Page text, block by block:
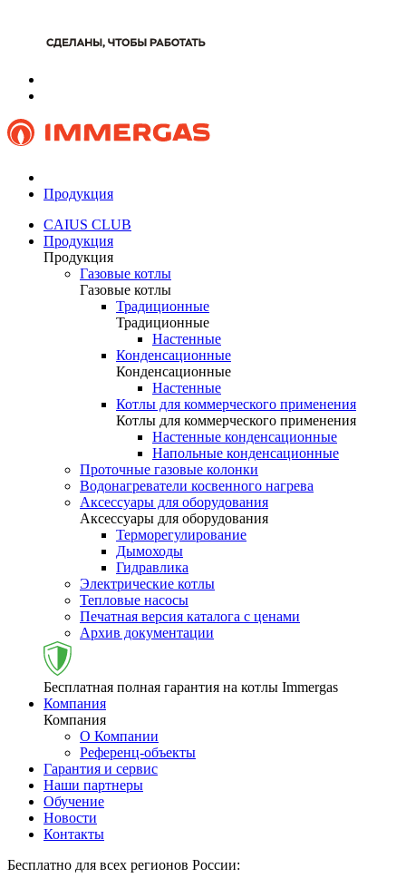
Продукция
CAIUS CLUB
Продукция
Продукция
Газовые котлы
Газовые котлы
Традиционные
Традиционные
Настенные
Конденсационные
Конденсационные
Настенные
Котлы для коммерческого применения
Котлы для коммерческого применения
Настенные конденсационные
Напольные конденсационные
Проточные газовые колонки
Водонагреватели косвенного нагрева
Аксессуары для оборудования
Аксессуары для оборудования
Терморегулирование
Дымоходы
Гидравлика
Электрические котлы
Тепловые насосы
Печатная версия каталога с ценами
Архив документации
Бесплатная полная гарантия на котлы Immergas
Компания
Компания
О Компании
Референц-объекты
Гарантия и сервис
Наши партнеры
Обучение
Новости
Контакты
Бесплатно для всех регионов России: